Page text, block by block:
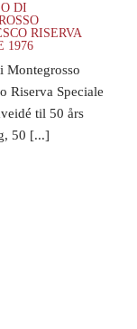
DI
RISERVA
1976
Montegrosso
Riserva Speciale
til 50 års
50 [...]